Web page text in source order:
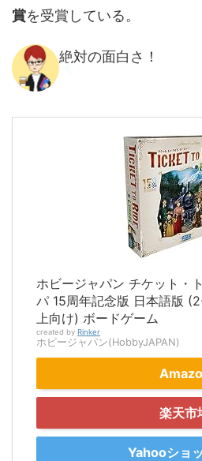
賞を受賞している。
絶対の面白さ！
ホビージャパン チケット・
パ 15周年記念版 日本語版
上向け) ボードゲーム
created by Rinker
ホビージャパン(HobbyJAPAN)
楽天市
Yahooショ